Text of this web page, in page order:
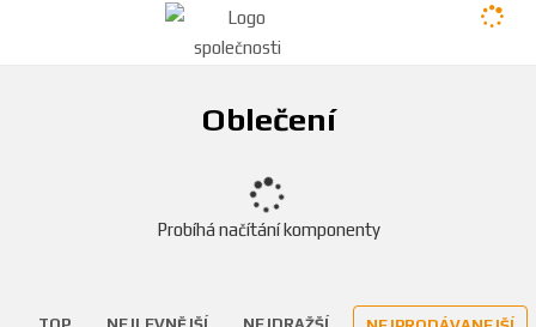
Oblečení
Probíhá načítání komponenty